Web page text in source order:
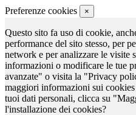
Preferenze cookies ×
Questo sito fa uso di cookie,
performance del sito stesso, per
network e per analizzare le visite
informazioni o modificare le tue
avanzate" o visita la "Privacy
maggiori informazioni sui
tuoi dati personali, clicca su
l'installazione dei cookies?